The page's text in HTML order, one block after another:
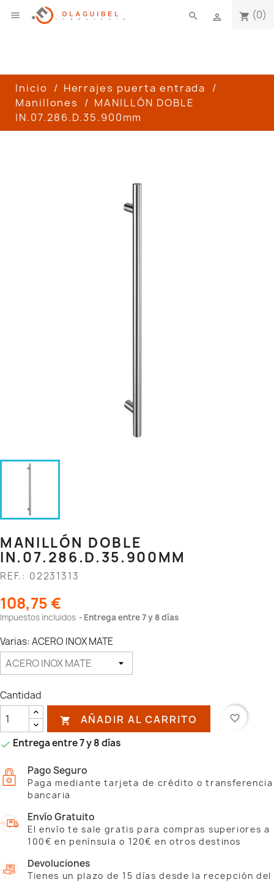
 shopping_cart (0)

search
Inicio
Herrajes puerta entrada
Manillones
MANILLÓN DOBLE
IN.07.286.D.35.900mm
MANILLÓN DOBLE
IN.07.286.D.35.900MM
REF.: 02231313
108,75 €
Impuestos incluidos Entrega entre 7 y 8 días
Varias: ACERO INOX MATE
Cantidad
 AÑADIR AL CARRITO favorite_border
 Entrega entre 7 y 8 días
Pago Seguro
Paga mediante tarjeta de crédito o transferencia
bancaria
Envío Gratuito
El envío te sale gratis para compras superiores a
100€ en península o 120€ en otros destinos
Devoluciones
Tienes un plazo de 15 días desde la recepción del